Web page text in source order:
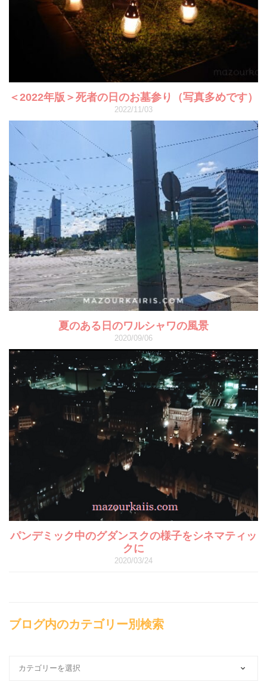
＜2022年版＞死者の日のお墓参り（写真多めです）
2022/11/03
夏のある日のワルシャワの風景
2020/09/06
パンデミック中のグダンスクの様子をシネマティッ
クに
2020/03/24
ブログ内のカテゴリー別検索